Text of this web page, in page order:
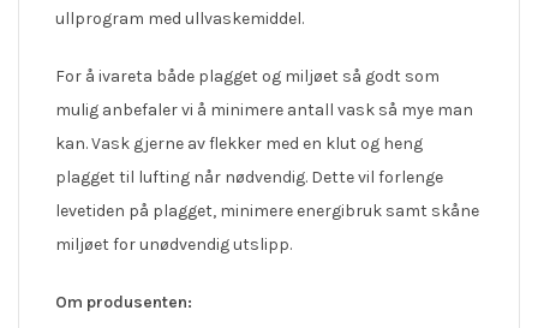
ullprogram med ullvaskemiddel.
For å ivareta både plagget og miljøet så godt som
mulig anbefaler vi å minimere antall vask så mye man
kan. Vask gjerne av flekker med en klut og heng
plagget til lufting når nødvendig. Dette vil forlenge
levetiden på plagget, minimere energibruk samt skåne
miljøet for unødvendig utslipp.
Om produsenten: